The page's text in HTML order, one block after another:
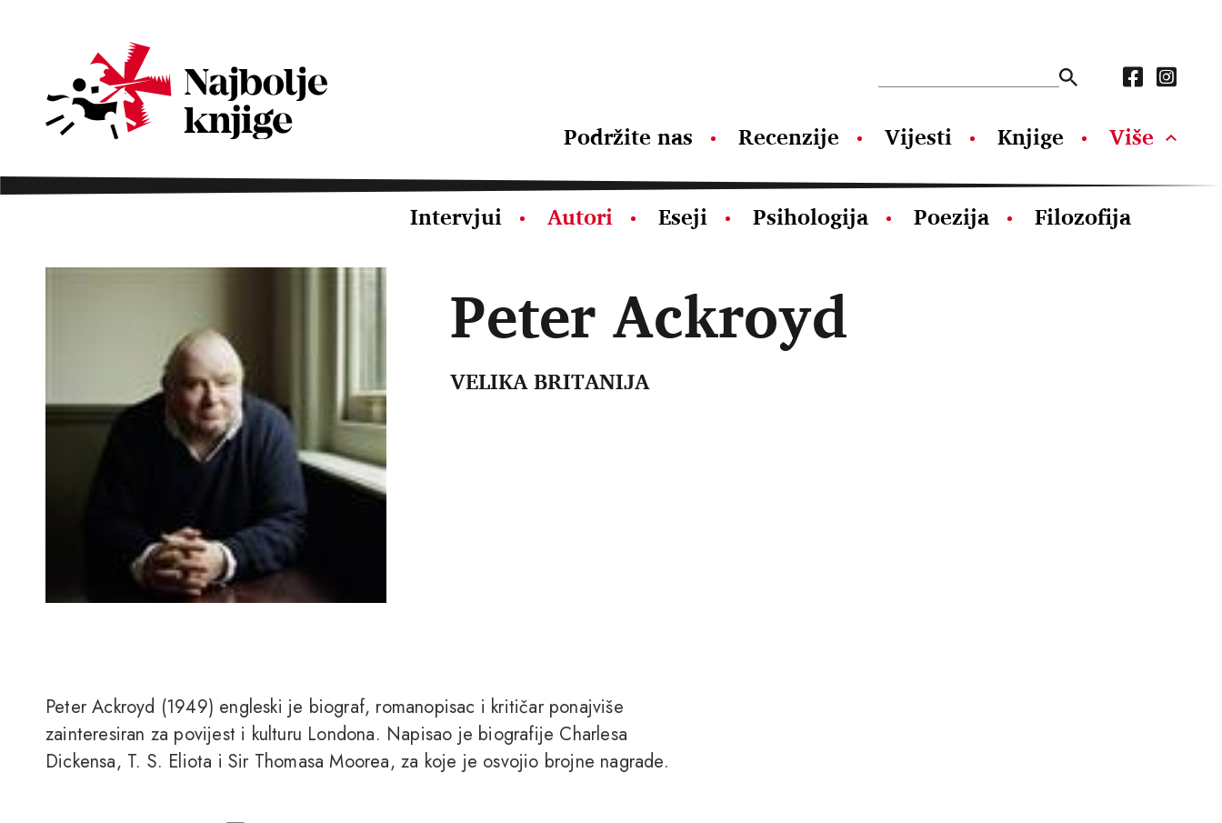
Podržite nas Recenzije Vijesti Knjige Više
Intervjui Autori Eseji Psihologija Poezija Filozofija
Peter Ackroyd
VELIKA BRITANIJA
Peter Ackroyd (1949) engleski je biograf, romanopisac i kritičar ponajviše
zainteresiran za povijest i kulturu Londona. Napisao je biografije Charlesa
Dickensa, T. S. Eliota i Sir Thomasa Moorea, za koje je osvojio brojne nagrade.